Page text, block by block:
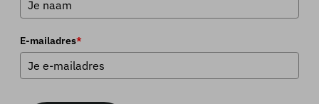
E-mailadres*